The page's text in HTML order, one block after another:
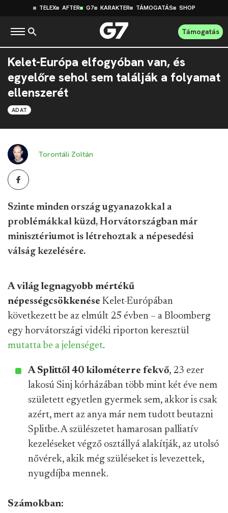
TELEX AFTER G7 KARAKTER TÁMOGATÁS SHOP
Támogatás
Kelet-Európa elfogyóban van, és
egyelőre sehol sem találják a folyamat
ellenszerét
ADAT
Torontáli Zoltán
Szinte minden ország ugyanazokkal a
problémákkal küzd, Horvátországban már
minisztériumot is létrehoztak a népesedési
válság kezelésére.
A világ legnagyobb mértékű
népességcsökkenése Kelet-Európában
következett be az elmúlt 25 évben – a Bloomberg
egy horvátországi vidéki riporton keresztül
mutatta be a jelenséget.
A Splittől 40 kilométerre fekvő, 23 ezer
lakosú Sinj kórházában több mint két éve nem
született egyetlen gyermek sem, akkor is csak
azért, mert az anya már nem tudott beutazni
Splitbe. A szülészetet hamarosan palliatív
kezeléseket végző osztállyá alakítják, az utolsó
nővérek, akik még szüléseket is levezettek,
nyugdíjba mennek.
Számokban: